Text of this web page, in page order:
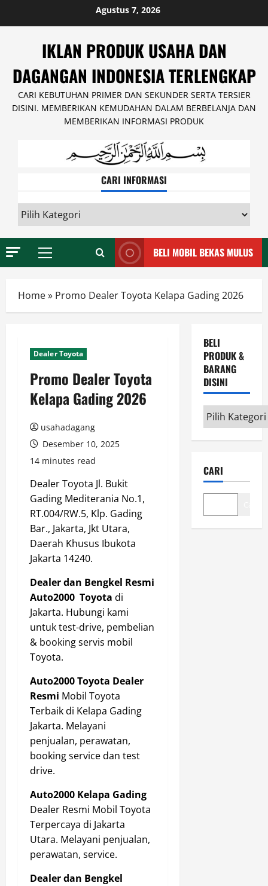
Agustus 7, 2026
IKLAN PRODUK USAHA DAN
DAGANGAN INDONESIA TERLENGKAP
CARI KEBUTUHAN PRIMER DAN SEKUNDER SERTA TERSIER
DISINI. MEMBERIKAN KEMUDAHAN DALAM BERBELANJA DAN
MEMBERIKAN INFORMASI PRODUK
CARI INFORMASI
INFORMASI
Primary
BELI MOBIL BEKAS MULUS
Home» Promo Dealer Toyota Kelapa Gading 2026
Dealer Toyota
Promo Dealer Toyota
Kelapa Gading 2026
usahadagang
Desember 10, 2025
14 minutes read
Dealer Toyota Jl. Bukit
Gading Mediterania No.1,
RT.004/RW.5, Klp. Gading
Bar., Jakarta, Jkt Utara,
Daerah Khusus Ibukota
Jakarta 14240.
Dealerdan Bengkel Resmi
Auto2000 Toyota di
Jakarta. Hubungi kami
untuk test-drive, pembelian
& booking servis mobil
Toyota.
Auto2000 Toyota Dealer
Resmi Mobil Toyota
Terbaik di Kelapa Gading
Jakarta. Melayani
penjualan, perawatan,
booking service dan test
drive.
Auto2000 Kelapa Gading
Dealer Resmi Mobil Toyota
Terpercaya di Jakarta
Utara. Melayani penjualan,
perawatan, service.
Dealer dan Bengkel
BELI
PRODUK &
BARANG
DISINI
Beli
Produk
&
disini
CARI